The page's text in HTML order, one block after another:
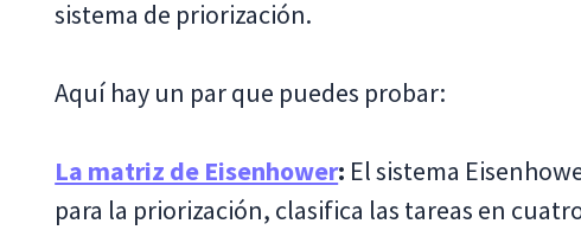
sistema de priorización.
Aquí hay un par que puedes probar:
La matriz de Eisenhower: El sistema
para la priorización, clasifica las tareas en